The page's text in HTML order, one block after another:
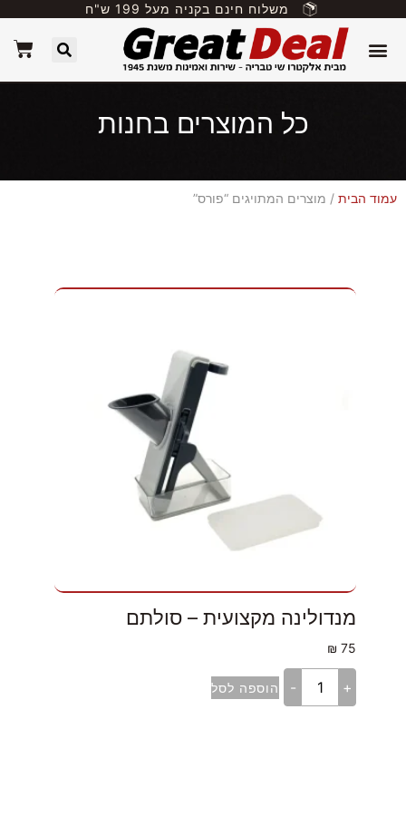
משלוח חינם בקניה מעל 199 ש"ח
כל המוצרים בחנות
עמוד הבית / מוצרים המתויגים “פורס”
מנדולינה מקצועית – סולתם
75
₪
+
- הוספה לסל